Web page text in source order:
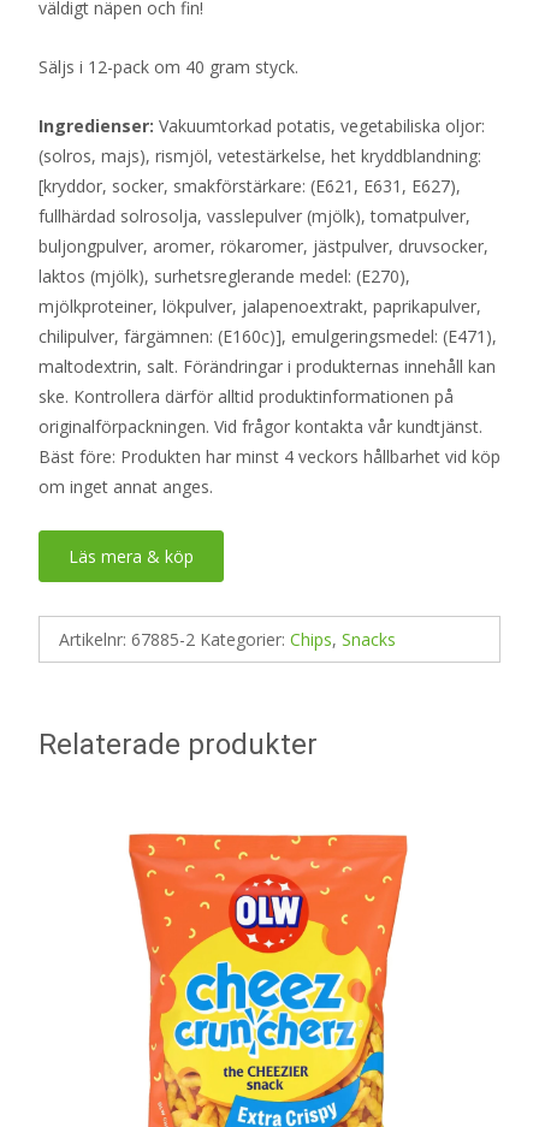
väldigt näpen och fin!
Säljs i 12-pack om 40 gram styck.
Ingredienser: Vakuumtorkad potatis, vegetabiliska oljor:
(solros, majs), rismjöl, vetestärkelse, het kryddblandning:
[kryddor, socker, smakförstärkare: (E621, E631, E627),
fullhärdad solrosolja, vasslepulver (mjölk), tomatpulver,
buljongpulver, aromer, rökaromer, jästpulver, druvsocker,
laktos (mjölk), surhetsreglerande medel: (E270),
mjölkproteiner, lökpulver, jalapenoextrakt, paprikapulver,
chilipulver, färgämnen: (E160c)], emulgeringsmedel: (E471),
maltodextrin, salt. Förändringar i produkternas innehåll kan
ske. Kontrollera därför alltid produktinformationen på
originalförpackningen. Vid frågor kontakta vår kundtjänst.
Bäst före: Produkten har minst 4 veckors hållbarhet vid köp
om inget annat anges.
Läs mera & köp
Artikelnr: 67885-2 Kategorier: Chips, Snacks
Relaterade produkter